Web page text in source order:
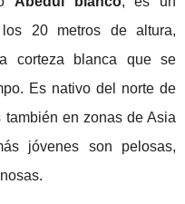
20 metros de altura,
corteza blanca que se
Es nativo del norte de
también en zonas de Asia
jóvenes son pelosas,